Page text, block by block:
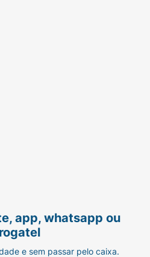
app, whatsapp ou
e sem passar pelo caixa.